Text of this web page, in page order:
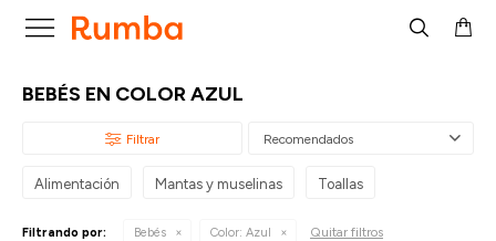

BEBÉS EN COLOR AZUL
Recomendados
Alimentación Mantas y muselinas Toallas
Filtrando por: Bebés Color: Azul Quitar filtros